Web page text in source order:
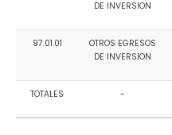
DE INVERSION
97.01.01
OTROS EGRESOS
DE INVERSION
TOTALES -